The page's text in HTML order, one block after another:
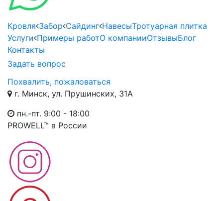
Кровля Забор Сайдинг НавесыТротуарная плитка
Услуги Примеры работО компанииОтзывыБлог
Контакты
Задать вопрос
Похвалить, пожаловаться
г. Минск, ул. Прушинских, 31А
пн.-пт. 9:00 - 18:00
PROWELL™ в России